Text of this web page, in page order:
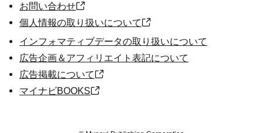
お問い合わせ
個人情報の取り扱いについて
インフォマティブデータの取り扱いについて
広告企画＆アフィリエイト表記について
広告掲載について
マイナビBOOKS